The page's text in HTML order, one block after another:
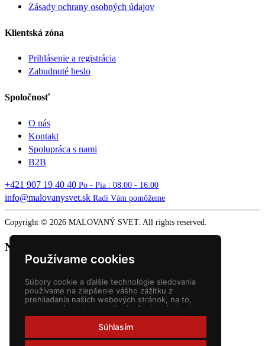
Používame cookies
Súbory cookie a ďalšie technológie sledovania
používame na zlepšenie vášho zážitku z
prehliadania našich webových stránok, na to,
aby sme vám zobrazovali prispôsobený obsah a
cielené reklamy, na analýzu návštevnosti našich
webových stránok a na pochopenie toho, odkiaľ
naši návštevníci prichádzajú.
Súhlasím
Zásady ochrany osobných údajov
Klientská zóna
Prihlásenie a registrácia
Zabudnuté heslo
Spoločnosť
O nás
Kontakt
Spolupráca s nami
B2B
+421 907 19 40 40 Po - Pia : 08:00 - 16:00
info@malovanysvet.sk Radi Vám pomôžeme
Copyright © 2026 MALOVANÝ SVET. All rights reserved.
Nákupný košík